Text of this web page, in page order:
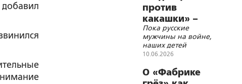
против
какашки» –
шедевр
японской
детской
Пока русские
мужчины на войне,
наших детей
пичкают всякой
гадостью
10.06.2026
О «Фабрике